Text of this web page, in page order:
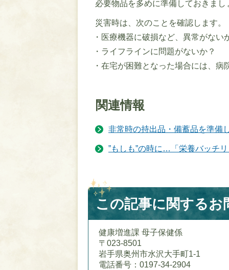
必要物品を多めに準備しておきまし
災害時は、次のことを確認します。
・医療機器に破損など、異常がない
・ライフラインに問題がないか？
・在宅が困難となった場合には、
関連情報
非常時の持出品・備蓄品を準備
”もしも”の時に…「栄養バッチ
この記事に関するお
健康増進課 母子保健係
〒023-8501
岩手県奥州市水沢大手町1-1
電話番号：0197-34-2904